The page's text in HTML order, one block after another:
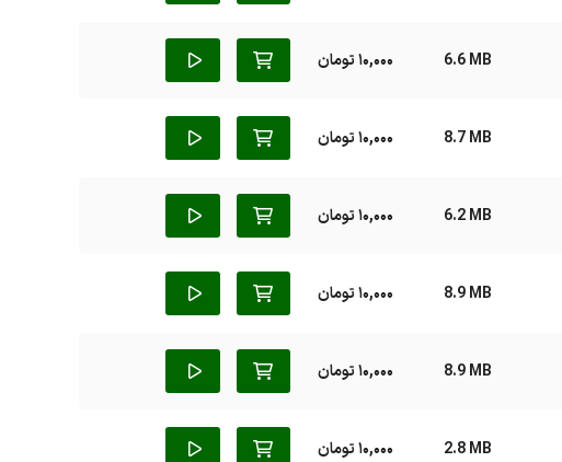
6.6 MB 10,000 تومان
8.7 MB 10,000 تومان
6.2 MB 10,000 تومان
8.9 MB 10,000 تومان
8.9 MB 10,000 تومان
2.8 MB 10,000 تومان